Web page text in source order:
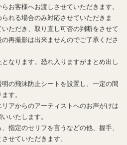
お客様へお渡しさせていただきます。
れる場合のみ対応させていただきま
ただき、取り直し可否の判断をさせて
再撮影は出来ませんのでご了承くださ
なります。恐れ入りますがまとめ出し
の飛沫防止シートを設置し、一定の間
す。
アからのアーティストへのお声がけは
いたします。
指定のセリフを言うなどの他、握手、
せていただきます。